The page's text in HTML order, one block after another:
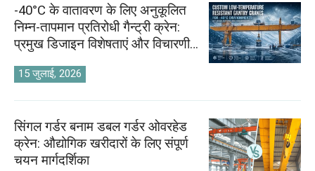
-40°C के वातावरण के लिए अनुकूलित
निम्न-तापमान प्रतिरोधी गैन्ट्री क्रेन:
प्रमुख डिजाइन विशेषताएं और विचारणीय
बिंदु
15 जुलाई, 2026
सिंगल गर्डर बनाम डबल गर्डर ओवरहेड
क्रेन: औद्योगिक खरीदारों के लिए संपूर्ण
चयन मार्गदर्शिका